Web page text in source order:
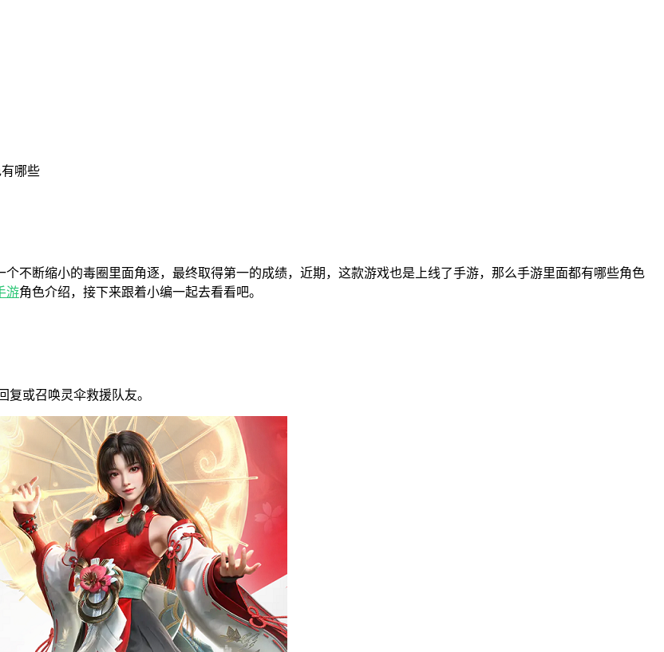
哪些
个不断缩小的毒圈里面角逐，最终取得第一的成绩，近期，这款游戏也是上线了手游，那么手游里面都有哪些角色
游角色介绍，接下来跟着小编一起去看看吧。
或召唤灵伞救援队友。